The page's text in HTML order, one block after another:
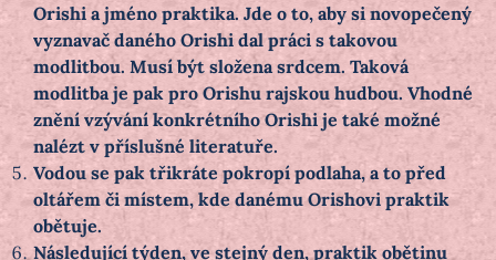
Orishi a jméno praktika. Jde o to, aby si novopečený
vyznavač daného Orishi dal práci s takovou
modlitbou. Musí být složena srdcem. Taková
modlitba je pak pro Orishu rajskou hudbou. Vhodné
znění vzývání konkrétního Orishi je také možné
nalézt v příslušné literatuře.
Vodou se pak třikráte pokropí podlaha, a to před
oltářem či místem, kde danému Orishovi praktik
obětuje.
Následující týden, ve stejný den, praktik obětinu